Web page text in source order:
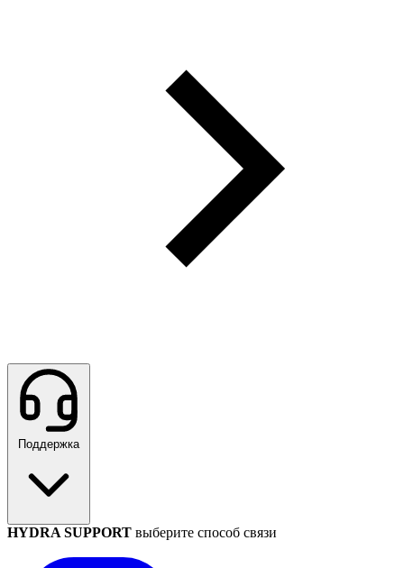
Поддержка
HYDRA SUPPORT выберите способ связи